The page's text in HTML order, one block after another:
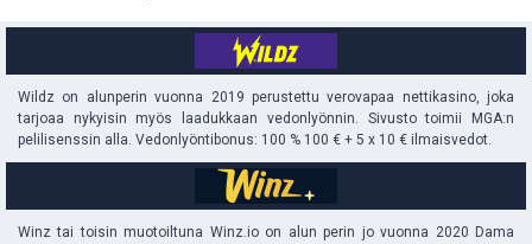
Wildz on alunperin vuonna 2019 perustettu verovapaa nettikasino, joka
tarjoaa nykyisin myös laadukkaan vedonlyönnin. Sivusto toimii MGA:n
pelilisenssin alla. Vedonlyöntibonus: 100 % 100 € + 5 x 10 € ilmaisvedot.
Winz tai toisin muotoiltuna Winz.io on alun perin jo vuonna 2020 Dama